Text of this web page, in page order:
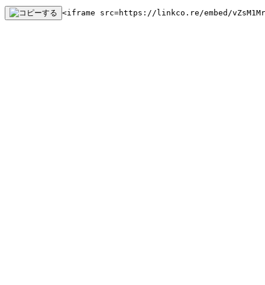
<iframe src=https://linkco.re/embed/